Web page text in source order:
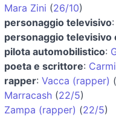
Mara Zini (26/10)
personaggio televisivo:
personaggio televisivo
pilota automobilistico:
poeta e scrittore:
rapper: Vacca (rapper) (
Marracash (22/5)
Zampa (rapper) (22/5)